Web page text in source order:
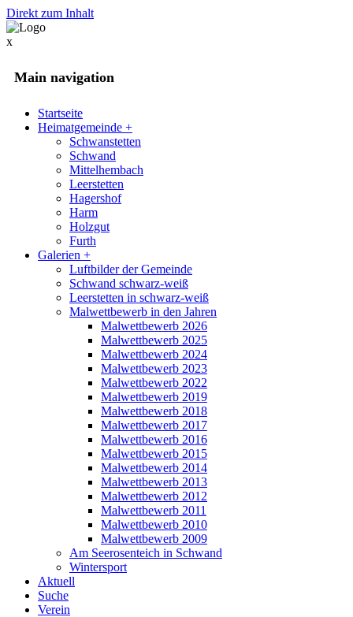
Direkt zum Inhalt
x
Main navigation
Startseite
Heimatgemeinde +
Schwanstetten
Schwand
Mittelhembach
Leerstetten
Hagershof
Harm
Holzgut
Furth
Galerien +
Luftbilder der Gemeinde
Schwand schwarz-weiß
Leerstetten in schwarz-weiß
Malwettbewerb in den Jahren
Malwettbewerb 2026
Malwettbewerb 2025
Malwettbewerb 2024
Malwettbewerb 2023
Malwettbewerb 2022
Malwettbewerb 2019
Malwettbewerb 2018
Malwettbewerb 2017
Malwettbewerb 2016
Malwettbewerb 2015
Malwettbewerb 2014
Malwettbewerb 2013
Malwettbewerb 2012
Malwettbewerb 2011
Malwettbewerb 2010
Malwettbewerb 2009
Am Seerosenteich in Schwand
Wintersport
Aktuell
Suche
Verein